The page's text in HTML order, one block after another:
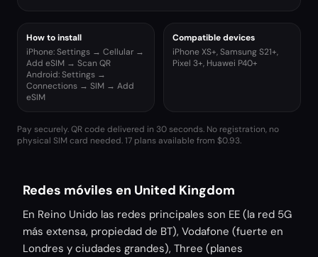
How to install
iPhone: Settings → Cellular →
Add eSIM → Scan QR
Android: Settings →
Connections → SIM → Add
eSIM
Compatible devices
iPhone XS+, Samsung S21+,
Pixel 3+, Huawei P40+
Pay securely. QR code delivered in 30 seconds. No registration, no
physical SIM card needed.17 plans available from $0.93.
Redes móviles en United Kingdom
En Reino Unido las redes principales son EE (la red 5G
más extensa, propiedad de BT), Vodafone (fuerte en
Londres y ciudades grandes), Three (planes